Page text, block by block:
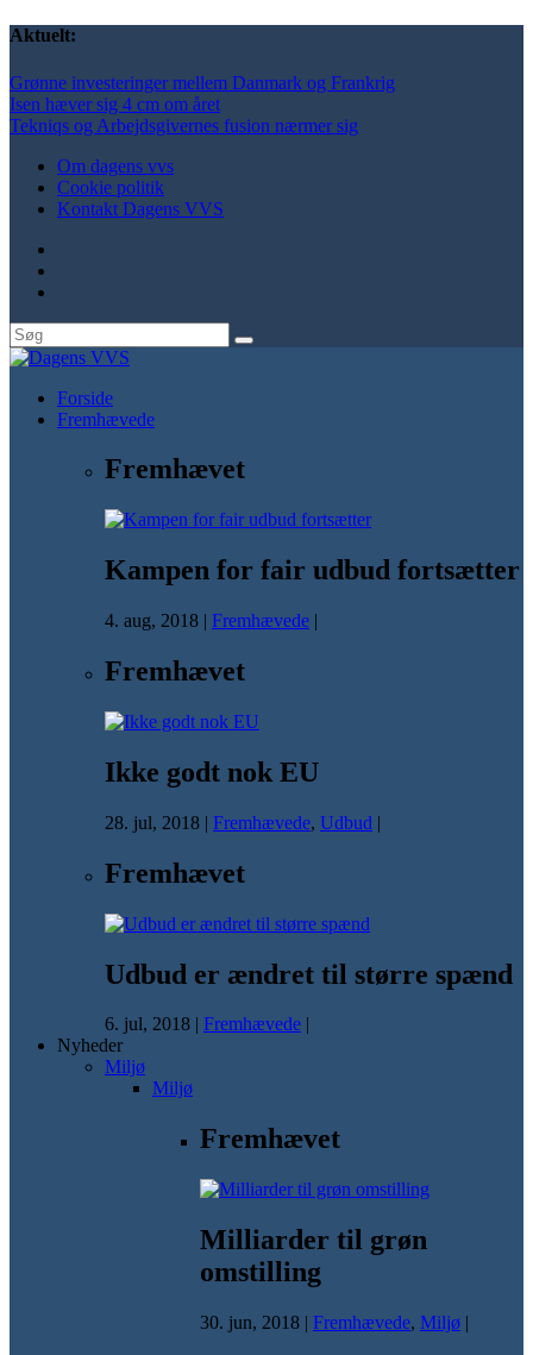
Aktuelt:
Grønne investeringer mellem Danmark og Frankrig
Isen hæver sig 4 cm om året
Tekniqs og Arbejdsgivernes fusion nærmer sig
Om dagens vvs
Cookie politik
Kontakt Dagens VVS
Forside
Fremhævede
Fremhævet
Kampen for fair udbud fortsætter
4. aug, 2018 | Fremhævede |
Fremhævet
Ikke godt nok EU
28. jul, 2018 | Fremhævede, Udbud |
Fremhævet
Udbud er ændret til større spænd
6. jul, 2018 | Fremhævede |
Nyheder
Miljø
Miljø
Fremhævet
Milliarder til grøn
omstilling
30. jun, 2018 | Fremhævede, Miljø |